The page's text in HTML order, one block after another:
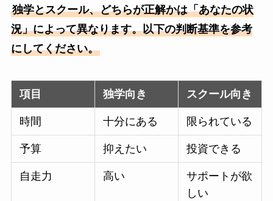
独学とスクール、どちらが正解かは「あなたの状
況」によって異なります。以下の判断基準を参考
にしてください。
項目 独学向き スクール向き
時間 十分にある 限られている
予算 抑えたい 投資できる
自走力 高い
サポートが欲
しい